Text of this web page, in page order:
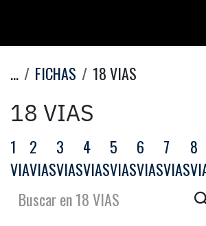
... FICHAS 18 VIAS
18 VIAS
1
VIA
2
VIAS
3
VIAS
4
VIAS
5
VIAS
6
VIAS
7
VIAS
8